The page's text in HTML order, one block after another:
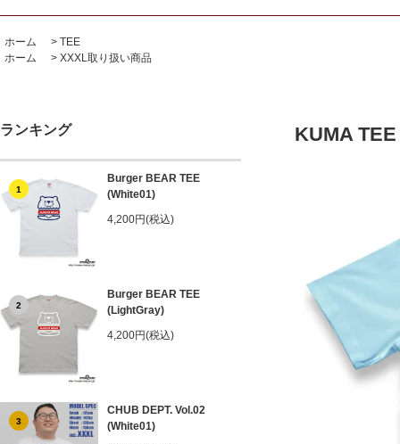
ホーム > TEE
ホーム
> XXXL取り扱い商品
ランキング
1
Burger BEAR TEE
(White01)
4,200円(税込)
2
Burger BEAR TEE
(LightGray)
4,200円(税込)
3
CHUB DEPT. Vol.02
(White01)
KUMA